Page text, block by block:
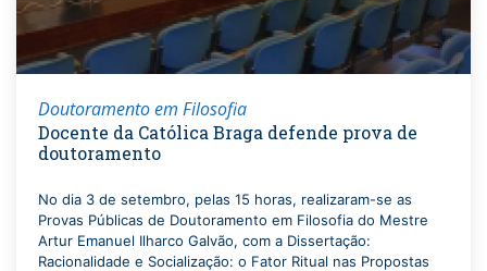
Doutoramento em Filosofia
Docente da Católica Braga defende prova de
doutoramento
No dia 3 de setembro, pelas 15 horas, realizaram-se as
Provas Públicas de Doutoramento em Filosofia do Mestre
Artur Emanuel Ilharco Galvão, com a Dissertação:
Racionalidade e Socialização: o Fator Ritual nas Propostas